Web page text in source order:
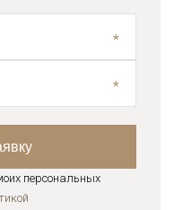
персональных